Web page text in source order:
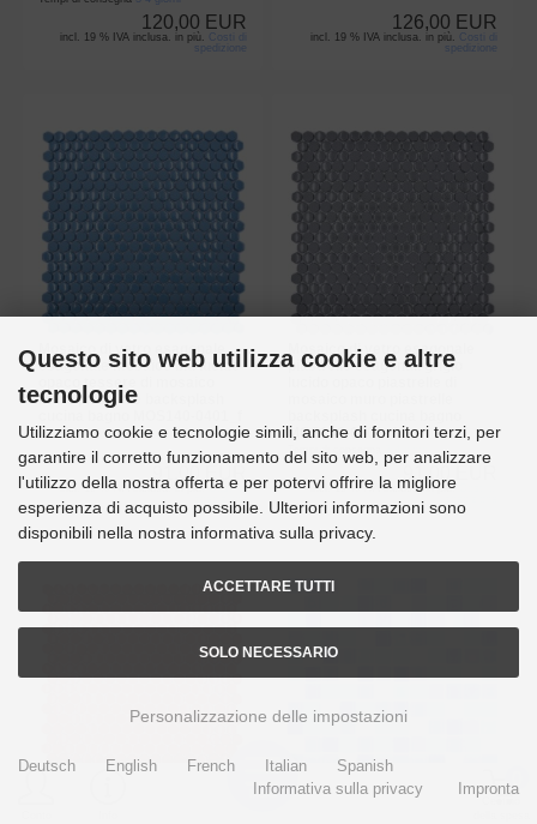
120,00 EUR
incl. 19 % IVA inclusa. in più.
Costi di
spedizione
126,00 EUR
incl. 19 % IVA inclusa. in più.
Costi di
spedizione
Mosaico di vetro esagonale
esagonale mosaico blu lucido
opaco tessere di mosaico
muro piastrelle backsplash
Tempi di consegna3-4 giorni
91,00 EUR
incl. 19 % IVA inclusa. in più. Costi di
Mosaico di vetro esagonale
piastrelle esagonali grigio
MOS140-0201_f
Tempi di consegna
91,00 EUR
incl. 19 % IVA inclusa. in più.
Mosaico di vetro fluorescente
Menu
Questo sito web utilizza cookie e altre
tecnologie
Utilizziamo cookie e tecnologie simili, anche di fornitori terzi, per
garantire il corretto funzionamento del sito web, per analizzare
l'utilizzo della nostra offerta e per potervi offrire la migliore
esperienza di acquisto possibile. Ulteriori informazioni sono
disponibili nella nostra informativa sulla privacy.
ACCETTARE TUTTI
SOLO NECESSARIO
Personalizzazione delle impostazioni
Deutsch English French Italian
Spanish
Informativa sulla privacy
Impronta